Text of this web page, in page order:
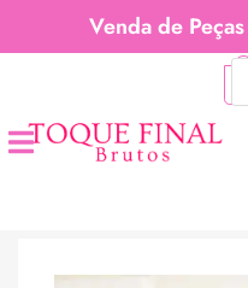
Venda de